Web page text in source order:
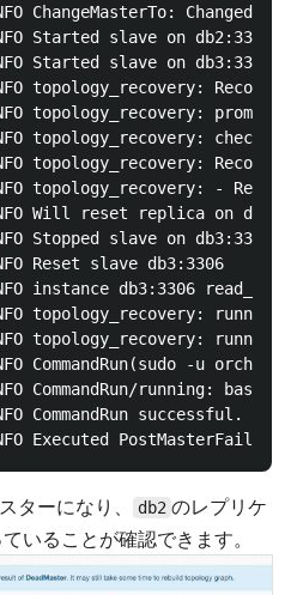
ChangeMasterTo:
Started slave on db2:3306
Started slave on db3:3306
topology_recovery:
topology_recovery:
topology_recovery:
topology_recovery:
topology_recovery: -
Will reset replica on
Stopped slave on
Reset slave db3:3306
instance db3:3306
topology_recovery: running
topology_recovery: running
CommandRun(sudo -u
CommandRun/running: bash
CommandRun successful.
ターになり、 db2 のレプリケ
いることが確認できます。